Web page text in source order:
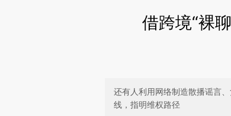
借跨境“裸
还有人利用网络制造散播谣言
线，指明维权路径